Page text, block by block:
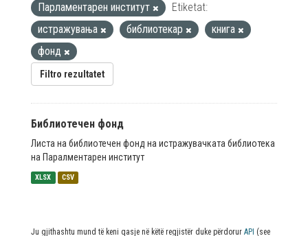
Парламентарен институт
Etiketat:
истражувања
библиотекар
книга
фонд
Filtro rezultatet
Библиотечен фонд
Листа на библиотечен фонд на истражувачката библиотека
на Паралментарен институт
XLSX CSV
Ju gjithashtu mund të keni qasje në këtë regjistër duke përdorur API (see